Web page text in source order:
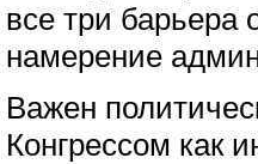
все три барьера
намерение
Важен
Конгрессом как